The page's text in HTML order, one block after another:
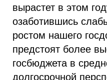
вырастет в этом
озаботившись
ростом нашего
предстоят более
госбюджета в
долгосрочной